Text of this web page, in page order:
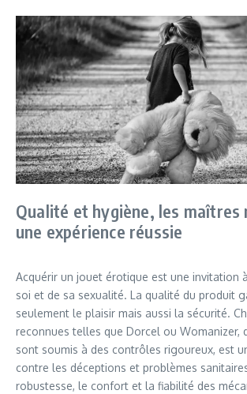
Qualité et hygiène, les maîtres
une expérience réussie
Acquérir un jouet érotique est une invitation
soi et de sa sexualité. La qualité du produit
seulement le plaisir mais aussi la sécurité.
reconnues telles que Dorcel ou Womanizer,
sont soumis à des contrôles rigoureux, est
contre les déceptions et problèmes
robustesse, le confort et la fiabilité des